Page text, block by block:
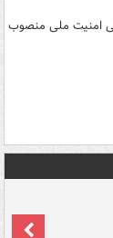
امنیت ملی منصوب